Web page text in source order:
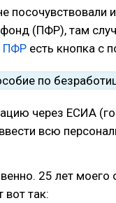
посочувствовали
(ПФР), там
ПФР есть кнопка с
через ЕСИА
всю
25 лет моего
так: